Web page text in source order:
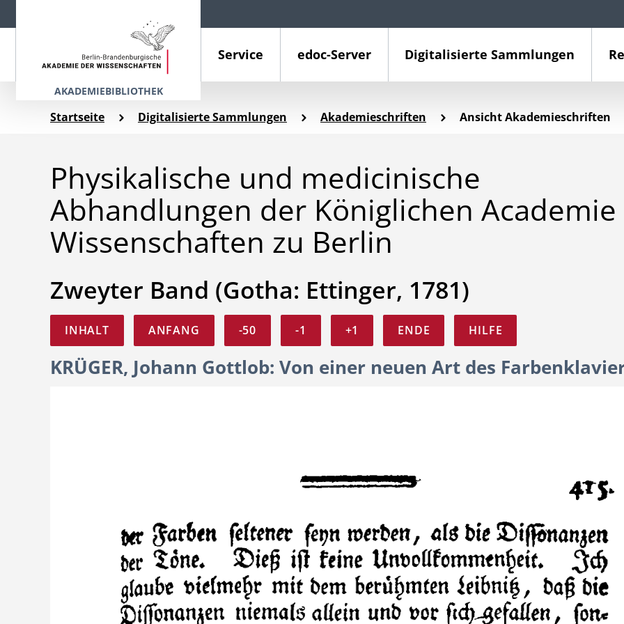
AKADEMIEBIBLIOTHEK
Service edoc-Server Digitalisierte Sammlungen
Startseite Digitalisierte Sammlungen Akademieschriften Ansicht Akademieschriften
Physikalische und medicinische
Abhandlungen der Königlichen
Wissenschaften zu Berlin
Zweyter Band (Gotha: Ettinger, 1781)
INHALT ANFANG -50 -1 +1 ENDE HILFE
KRÜGER, Johann Gottlob: Von einer neuen Art des